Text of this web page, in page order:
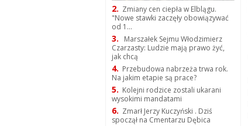
2. Zmiany cen ciepła w Elblągu.
"Nowe stawki zaczęły obowiązywać
od 1...
3.
Marszałek Sejmu Włodzimierz
Czarzasty: Ludzie mają prawo żyć,
jak chcą
4. Przebudowa nabrzeża trwa rok.
Na jakim etapie są prace?
5. Kolejni rodzice zostali ukarani
wysokimi mandatami
6. Zmarł Jerzy Kuczyński . Dziś
spoczął na Cmentarzu Dębica